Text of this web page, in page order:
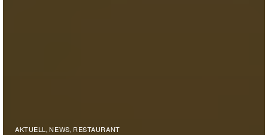
AKTUELL , NEWS, RESTAURANT